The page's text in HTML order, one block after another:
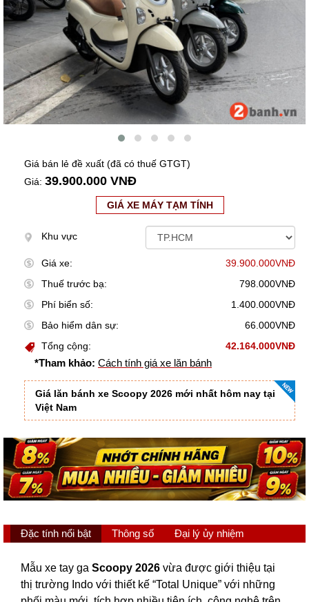
Giá bán lẻ đề xuất (đã có thuế GTGT)
Giá: 39.900.000 VNĐ
GIÁ XE MÁY TẠM TÍNH
Khu vực
Giá xe:
39.900.000VNĐ
Thuế trước bạ:
798.000VNĐ
Phí biển số:
1.400.000VNĐ
Bảo hiểm dân sự:
66.000VNĐ
Tổng cộng:
42.164.000VNĐ
*Tham khảo: Cách tính giá xe lăn bánh
Giá lăn bánh xe Scoopy 2026 mới nhất hôm nay tại
Việt Nam
Đặc tính nổi bật Thông số Đại lý ủy nhiệm
Mẫu xe tay ga Scoopy 2026 vừa được giới thiệu tại
thị trường Indo với thiết kế “Total Unique” với những